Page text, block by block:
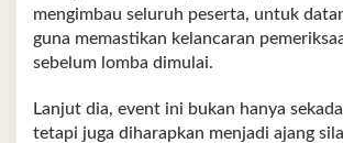
mengimbau seluruh peserta, untuk
guna memastikan kelancaran
sebelum lomba dimulai.
Lanjut dia, event ini bukan hanya
tetapi juga diharapkan menjadi ajang